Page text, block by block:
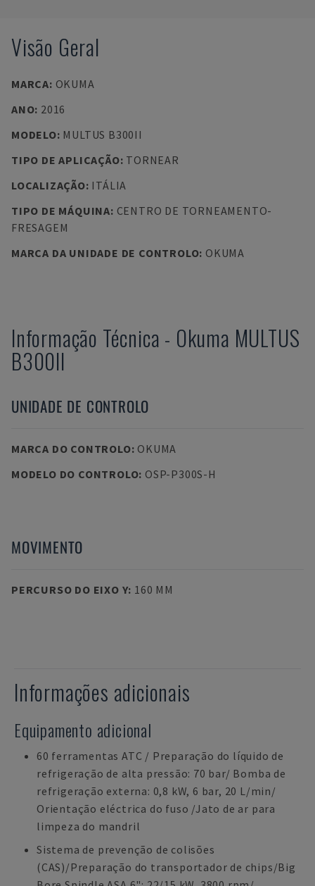
Visão Geral
MARCA: OKUMA
ANO: 2016
MODELO: MULTUS B300II
TIPO DE APLICAÇÃO: TORNEAR
LOCALIZAÇÃO: ITÁLIA
TIPO DE MÁQUINA: CENTRO DE TORNEAMENTO-
FRESAGEM
MARCA DA UNIDADE DE CONTROLO: OKUMA
Informação Técnica - Okuma MULTUS
B300II
UNIDADE DE CONTROLO
MARCA DO CONTROLO: OKUMA
MODELO DO CONTROLO: OSP-P300S-H
MOVIMENTO
PERCURSO DO EIXO Y: 160 MM
Informações adicionais
Equipamento adicional
60 ferramentas ATC / Preparação do líquido de
refrigeração de alta pressão: 70 bar/ Bomba de
refrigeração externa: 0,8 kW, 6 bar, 20 L/min/
Orientação eléctrica do fuso /Jato de ar para
limpeza do mandril
Sistema de prevenção de colisões
(CAS)/Preparação do transportador de chips/Big